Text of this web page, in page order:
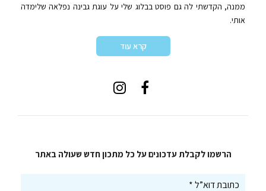
ממנה, הקדשתי לה גם פוסט בבלוג שלי על עוגת גבינה נפלאה שלימדה
אותי.
קרא עוד
הרשמו לקבלת עדכונים על כל מתכון חדש שעולה באתר